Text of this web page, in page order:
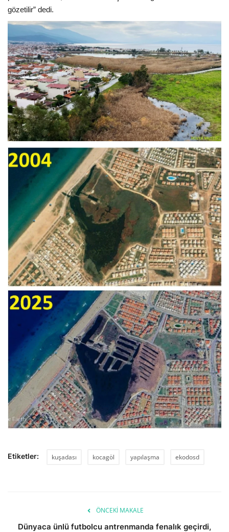
gözetilir” dedi.
Etiketler: kuşadası kocagöl yapılaşma ekodosd
ÖNCEKI MAKALE
Dünyaca ünlü futbolcu antrenmanda fenalık geçirdi,